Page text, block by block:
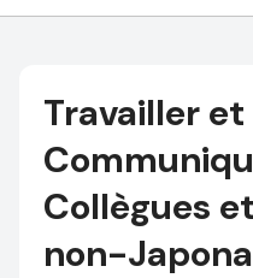
Travailler et
Collègues
non-